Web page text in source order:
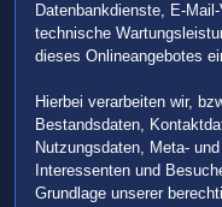
Datenbankdienste, E-
technische
dieses Onlineangebotes
Hierbei verarbeiten wir,
Bestandsdaten,
Nutzungsdaten, Meta-
Interessenten und
Grundlage unserer